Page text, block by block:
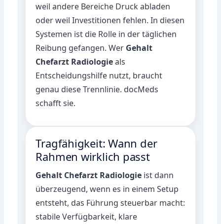
weil andere Bereiche Druck abladen
oder weil Investitionen fehlen. In diesen
Systemen ist die Rolle in der täglichen
Reibung gefangen. Wer Gehalt
Chefarzt Radiologieals
Entscheidungshilfe nutzt, braucht
genau diese Trennlinie. docMeds
schafft sie.
Tragfähigkeit: Wann der
Rahmen wirklich passt
Gehalt Chefarzt Radiologie ist dann
überzeugend, wenn es in einem Setup
entsteht, das Führung steuerbar macht:
stabile Verfügbarkeit, klare